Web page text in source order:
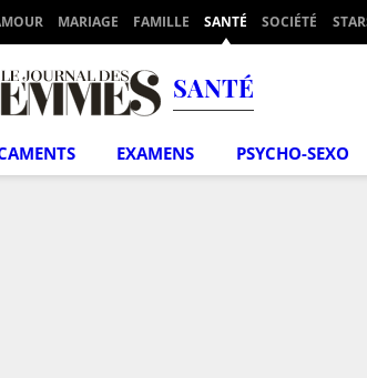
MARIAGE FAMILLE SANTÉ SOCIÉTÉ
SANTÉ
EXAMENS PSYCHO-SEXO